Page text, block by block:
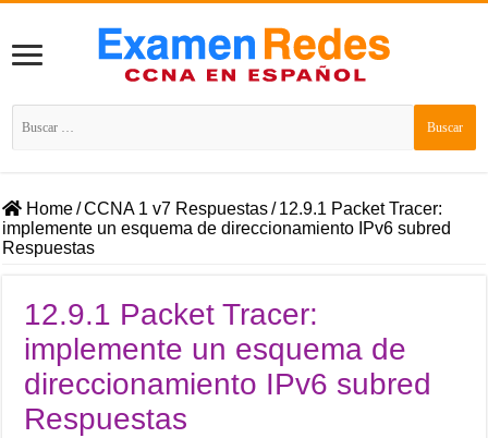
Buscar:
Home/CCNA 1 v7 Respuestas/ 12.9.1 Packet Tracer:
implemente un esquema de direccionamiento IPv6 subred
Respuestas
12.9.1 Packet Tracer:
implemente un esquema de
direccionamiento IPv6 subred
Respuestas